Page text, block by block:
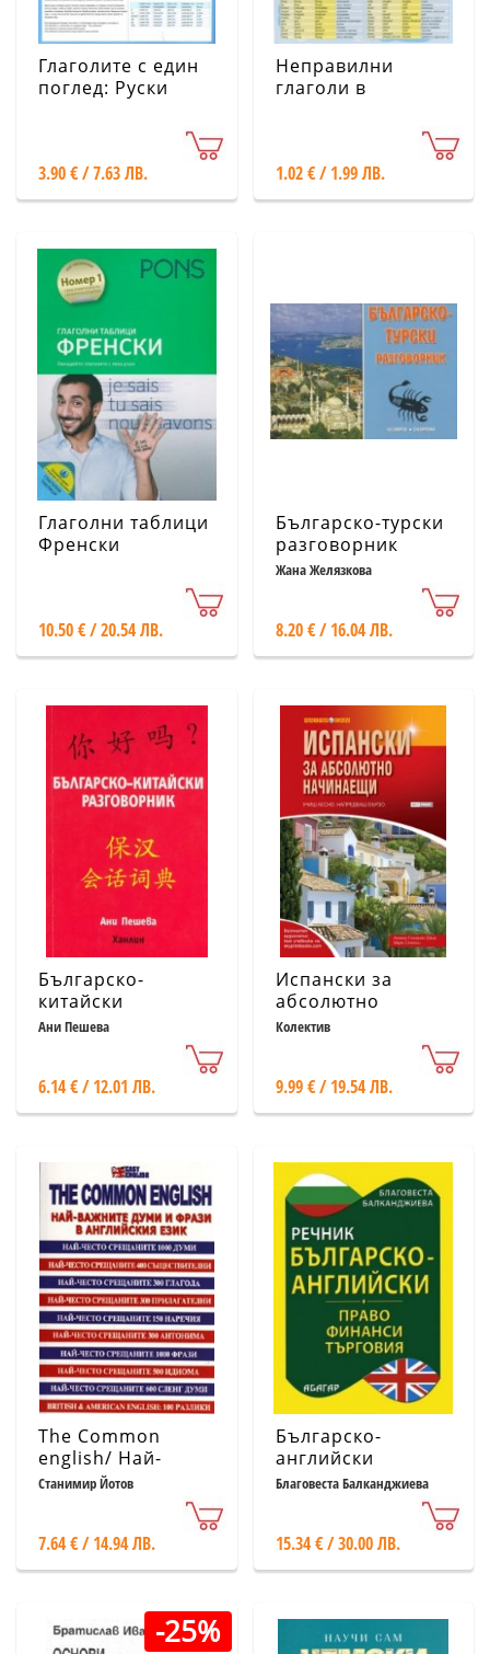
Глаголите с един
поглед: Руски
3.90 € / 7.63 ЛВ.
Неправилни
глаголи в
1.02 € / 1.99 ЛВ.
Глаголни таблици
Френски
глаголите с лека
10.50 € / 20.54 ЛВ.
Българско-турски
разговорник
Жана Желязкова
8.20 € / 16.04 ЛВ.
Българско-
китайски
разговорник
Ани Пешева
6.14 € / 12.01 ЛВ.
Испански за
абсолютно
начинаещи
Колектив
9.99 € / 19.54 ЛВ.
The Common
english/ Най-
важните думи и
английския език
Станимир Йотов
7.64 € / 14.94 ЛВ.
Българско-
английски
речник: Право.
Благовеста Балканджиева
15.34 € / 30.00 ЛВ.
-25%